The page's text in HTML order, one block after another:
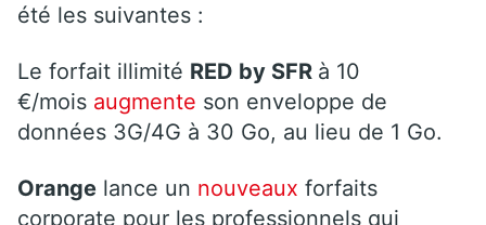
été les suivantes :
Le forfait illimité RED by SFR à 10
€/mois augmente son enveloppe de
données 3G/4G à 30 Go, au lieu de 1 Go.
Orange lance un nouveaux forfaits
corporate pour les professionnels qui